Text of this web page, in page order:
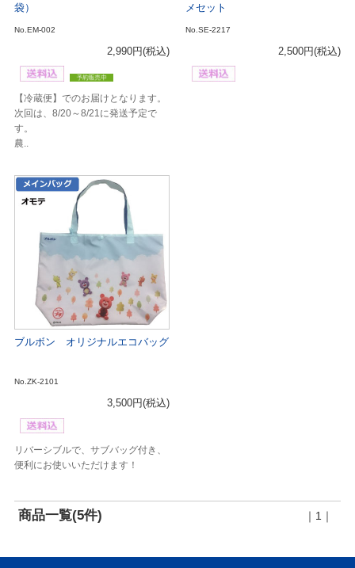
袋）
No.EM-002
2,990円(税込)
【冷蔵便】でのお届けとなります。
次回は、8/20～8/21に発送予定で
す。
農..
メセット
No.SE-2217
2,500円(税込)
ブルボン オリジナルエコバッグ
No.ZK-2101
3,500円(税込)
リバーシブルで、サブバッグ付き、
便利にお使いいただけます！
商品一覧(5件) ｜1｜